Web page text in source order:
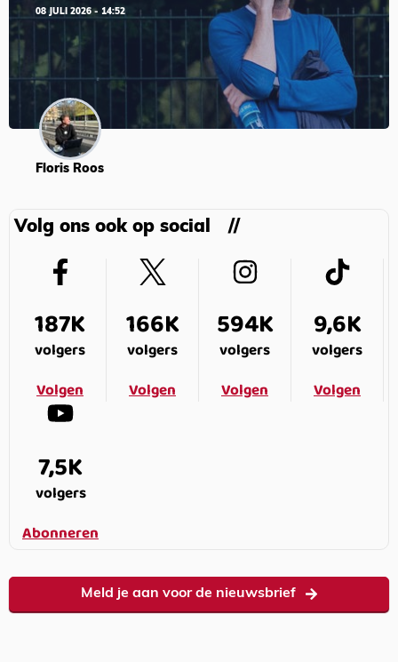
08 JULI 2026 - 14:52
Floris Roos
Volg ons ook op social
187K
volgers
Volgen
166K
volgers
Volgen
594K
volgers
Volgen
9,6K
volgers
Volgen
7,5K
volgers
Abonneren
Meld je aan voor de nieuwsbrief